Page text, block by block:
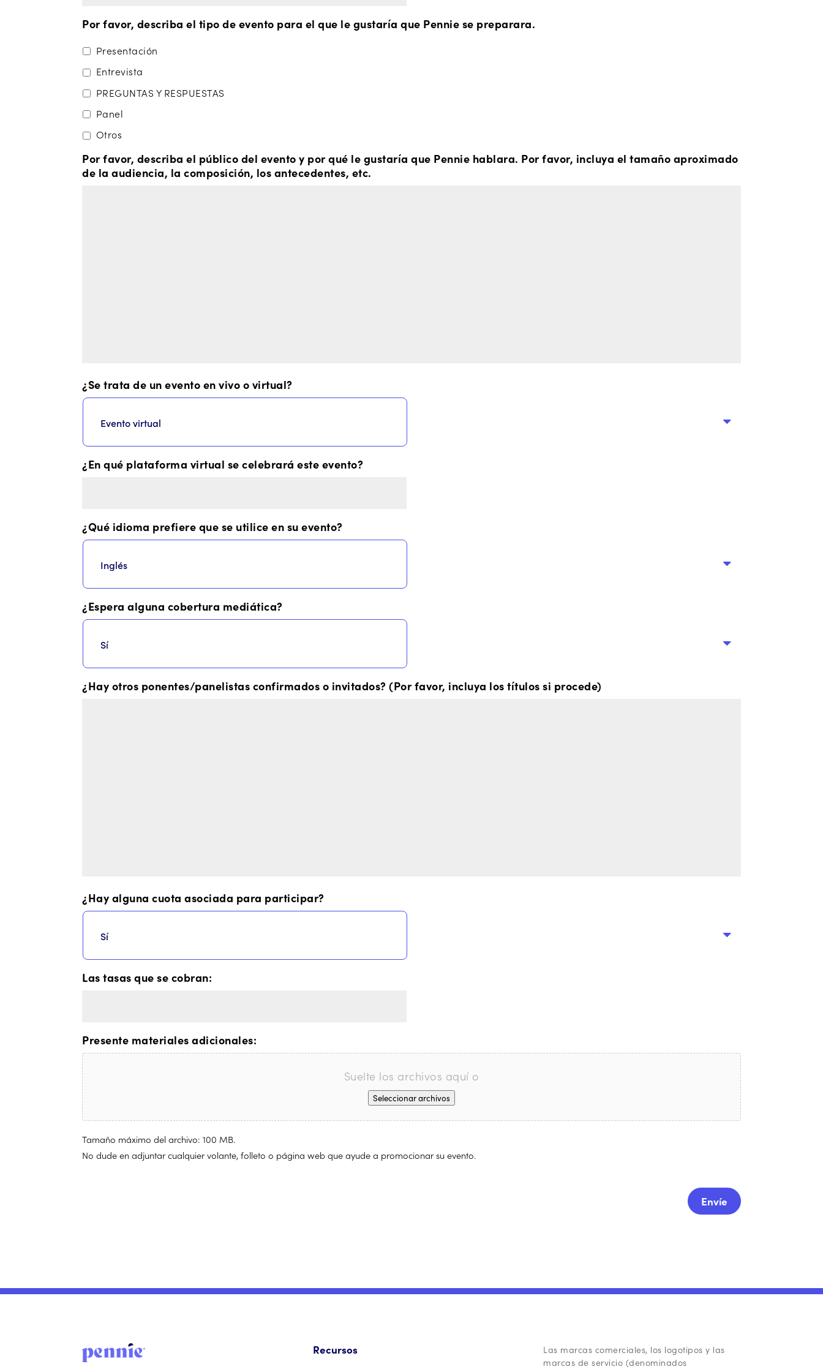
Por favor, describa el tipo de evento para el que le gustaría que Pennie se preparara.
Presentación
Entrevista
PREGUNTAS Y RESPUESTAS
Panel
Otros
Por favor, describa el público del evento y por qué le gustaría que Pennie hablara. Por favor, incluya el tamaño aproximado
de la audiencia, la composición, los antecedentes, etc.
¿Se trata de un evento en vivo o virtual?
¿En qué plataforma virtual se celebrará este evento?
¿Qué idioma prefiere que se utilice en su evento?
¿Espera alguna cobertura mediática?
¿Hay otros ponentes/panelistas confirmados o invitados? (Por favor, incluya los títulos si procede)
¿Hay alguna cuota asociada para participar?
Las tasas que se cobran:
Presente materiales adicionales:
Suelte los archivos aquí o
Seleccionar archivos
Tamaño máximo del archivo: 100 MB.
No dude en adjuntar cualquier volante, folleto o página web que ayude a promocionar su evento.
Recursos
Las marcas comerciales, los logotipos y las
marcas de servicio (denominados